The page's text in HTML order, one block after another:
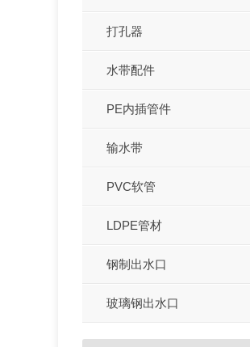
打孔器
水带配件
PE内插管件
输水带
PVC软管
LDPE管材
钢制出水口
玻璃钢出水口